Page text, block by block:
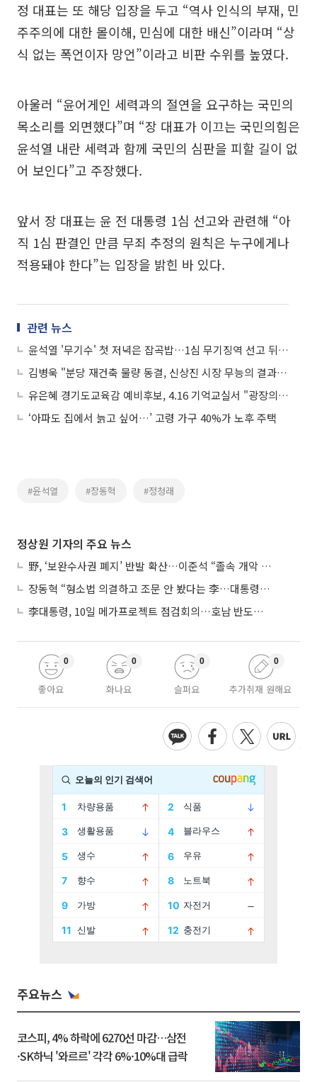
정 대표는 또 해당 입장을 두고 “역사 인식의 부재, 민
주주의에 대한 몰이해, 민심에 대한 배신”이라며 “상
식 없는 폭언이자 망언”이라고 비판 수위를 높였다.
아울러 “윤어게인 세력과의 절연을 요구하는 국민의
목소리를 외면했다”며 “장 대표가 이끄는 국민의힘은
윤석열 내란 세력과 함께 국민의 심판을 피할 길이 없
어 보인다”고 주장했다.
앞서 장 대표는 윤 전 대통령 1심 선고와 관련해 “아
직 1심 판결인 만큼 무죄 추정의 원칙은 누구에게나
적용돼야 한다”는 입장을 밝힌 바 있다.
관련 뉴스
윤석열 '무기수' 첫 저녁은 잡곡밥…1심 무기징역 선고 뒤 구치소 복귀
김병욱 "분당 재건축 물량 동결, 신상진 시장 무능의 결과…이주대책 준비안한 성남시 책임"
유은혜 경기도교육감 예비후보, 4.16 기억교실서 "광장의 민주주의를 교실로 잇겠다"
‘아파도 집에서 늙고 싶어…’ 고령 가구 40%가 노후 주택
#윤석열 #장동혁 #정청래
정상원 기자의 주요 뉴스
野, ‘보완수사권 폐지’ 반발 확산…이준석 “졸속 개악 입법”
장동혁 “형소법 의결하고 조문 안 봤다는 李…대통령 맞나”
李대통령, 10일 메가프로젝트 점검회의…호남 반도체 속도전
좋아요
0
화나요
0
슬퍼요
0
추가취재 원해요
0
주요뉴스
코스피, 4% 하락에 6270선 마감…삼전
·SK하닉 '와르르' 각각 6%·10%대 급락